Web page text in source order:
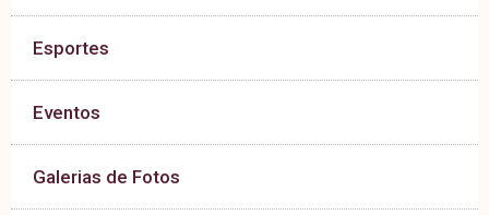
Esportes
Eventos
Galerias de Fotos